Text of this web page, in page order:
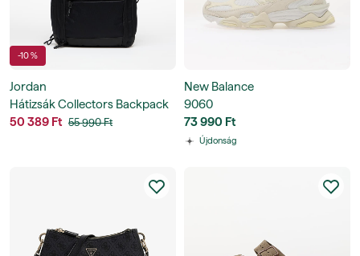
-10 %
Jordan
Hátizsák Collectors Backpack
50 389 Ft 55 990 Ft
New Balance
9060
73 990 Ft
Újdonság